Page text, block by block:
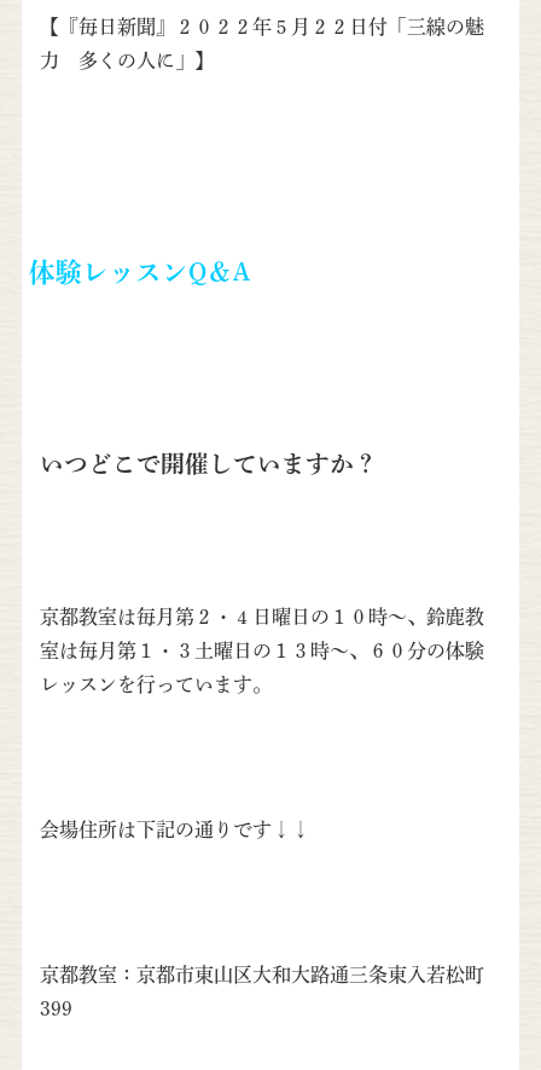
【『毎日新聞』２０２２年５月２２日付「三線の魅
力 多くの人に」】
体験レッスンQ＆A
いつどこで開催していますか？
京都教室は毎月第２・４日曜日の１０時〜、鈴鹿教
室は毎月第１・３土曜日の１３時〜、６０分の体験
レッスンを行っています。
会場住所は下記の通りです↓↓
京都教室：京都市東山区大和大路通三条東入若松町
399